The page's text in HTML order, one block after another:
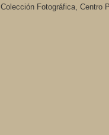
Colección Fotográfica, Centro